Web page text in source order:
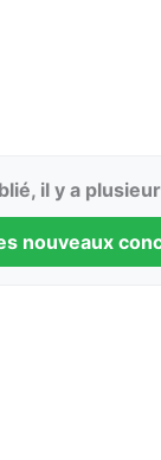
il y a
nouveaux